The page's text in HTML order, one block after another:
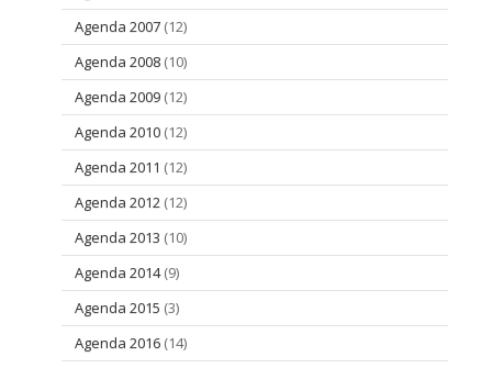
Agenda 2007 (12)
Agenda 2008 (10)
Agenda 2009 (12)
Agenda 2010 (12)
Agenda 2011 (12)
Agenda 2012 (12)
Agenda 2013 (10)
Agenda 2014(9)
Agenda 2015 (3)
Agenda 2016 (14)